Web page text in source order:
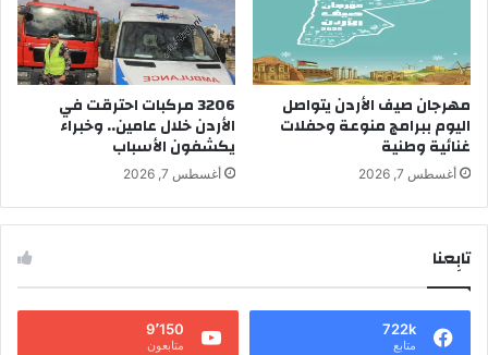
مهرجان صيف الأردن يتواصل
اليوم ببرامج منوعة وحفلات
غنائية وطنية
أغسطس 7, 2026
3206 مركبات احترقت في
الأردن خلال عامين.. وخبراء
يكشفون الأسباب
أغسطس 7, 2026
تابِعنا
722k
متابع
9٬150
متابعون